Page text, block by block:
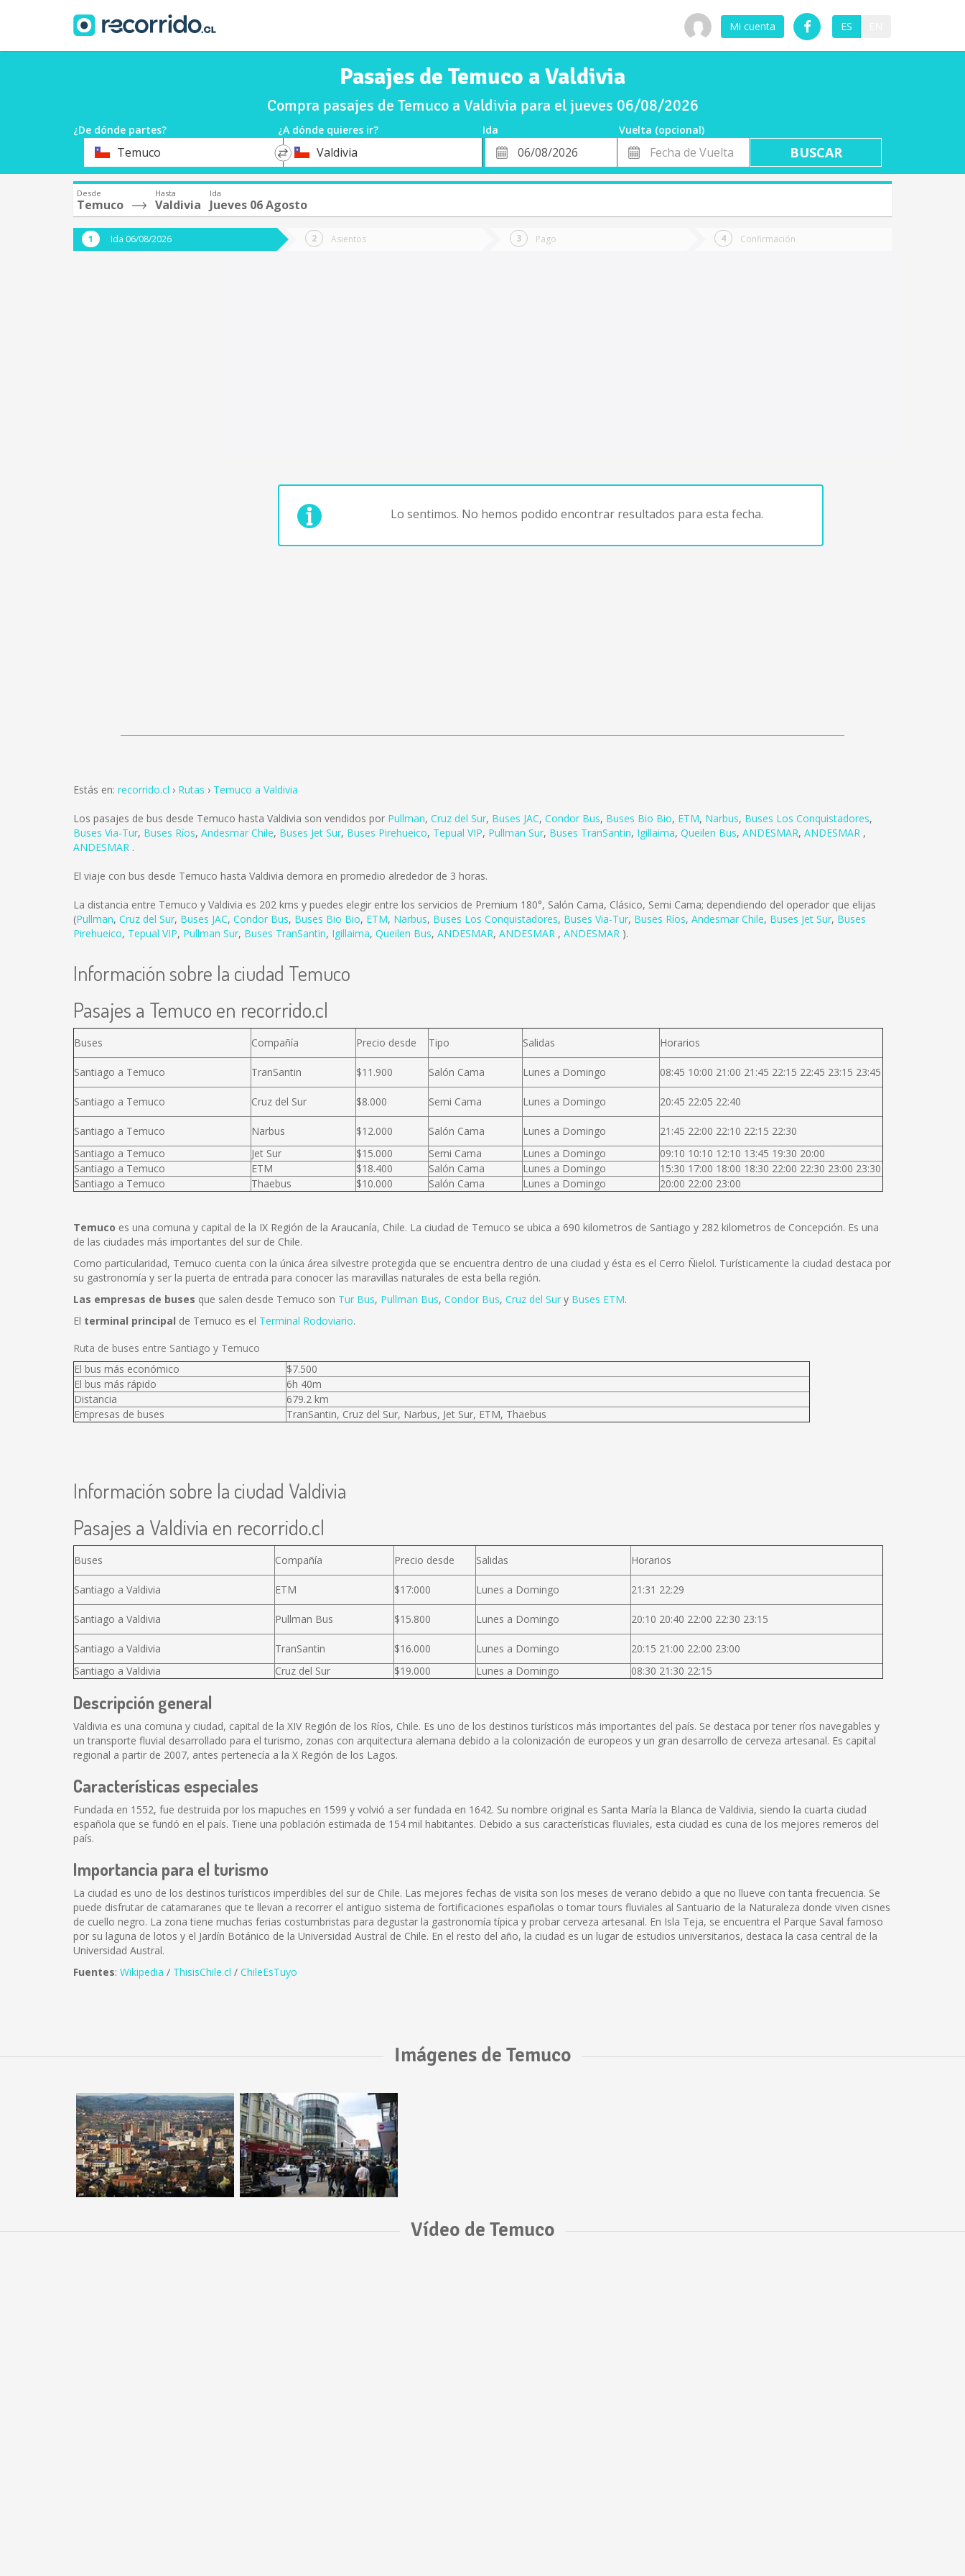
Mi cuenta ES
Pasajes de Temuco a Valdivia
Compra pasajes de Temuco a Valdivia para el jueves 06/08/2026
¿De dónde partes? ¿A dónde quieres ir? Ida
Vuelta (opcional)
Origen Temuco
*
DestinoValdivia
Fecha
de
Fecha
de
Vuelta
Desde
Temuco
Hasta
Valdivia
Ida
Jueves 06 Agosto
Ida 06/08/2026 Asientos Pago Confirmación
Lo sentimos. No hemos podido encontrar resultados para esta fecha.
Estás en: recorrido.cl Rutas Temuco a Valdivia
Los pasajes de bus desde Temuco hasta Valdivia son vendidos por Pullman, Cruz del Sur, Buses JAC, Condor Bus, Buses Bio Bio, ETM, Narbus, Buses Los Conquistadores,
Buses Via-Tur, Buses Ríos, Andesmar Chile, Buses Jet Sur, Buses Pirehueico, Tepual VIP, Pullman Sur, Buses TranSantin, Igillaima, Queilen Bus, ANDESMAR, ANDESMAR ,
ANDESMAR .
El viaje con bus desde Temuco hasta Valdivia demora en promedio alrededor de 3 horas.
La distancia entre Temuco y Valdivia es 202 kms y puedes elegir entre los servicios de Premium 180°, Salón Cama, Clásico, Semi Cama; dependiendo del operador que elijas
(Pullman, Cruz del Sur, Buses JAC, Condor Bus, Buses Bio Bio, ETM, Narbus, Buses Los Conquistadores, Buses Via-Tur, Buses Ríos, Andesmar Chile, Buses Jet Sur, Buses
Pirehueico, Tepual VIP, Pullman Sur, Buses TranSantin, Igillaima, Queilen Bus, ANDESMAR, ANDESMAR , ANDESMAR ).
Información sobre la ciudad Temuco
Pasajes a Temuco en recorrido.cl
Buses Compañía Precio desde Tipo Salidas Horarios
Santiago a Temuco TranSantin $11.900 Salón Cama Lunes a Domingo 08:45 10:00 21:00 21:45 22:15 22:45 23:15 23:45
Santiago a Temuco Cruz del Sur $8.000 Semi Cama Lunes a Domingo 20:45 22:05 22:40
Santiago a Temuco Narbus $12.000 Salón Cama Lunes a Domingo
21:45 22:00 22:10 22:15 22:30
Santiago a Temuco
Jet Sur $15.000 Semi Cama Lunes a Domingo
09:10 10:10 12:10 13:45 19:30 20:00
Santiago a Temuco
ETM $18.400 Salón Cama Lunes a Domingo
15:30 17:00 18:00 18:30 22:00 22:30 23:00 23:30
Santiago a Temuco
Thaebus $10.000 Salón Cama Lunes a Domingo 20:00 22:00 23:00
Temuco es una comuna y capital de la IX Región de la Araucanía, Chile. La ciudad de Temuco se ubica a 690 kilometros de Santiago y 282 kilometros de Concepción. Es una
de las ciudades más importantes del sur de Chile.
Como particularidad, Temuco cuenta con la única área silvestre protegida que se encuentra dentro de una ciudad y ésta es el Cerro Ñielol. Turísticamente la ciudad destaca por
su gastronomía y ser la puerta de entrada para conocer las maravillas naturales de esta bella región.
Las empresas de buses que salen desde Temuco son Tur Bus, Pullman Bus, Condor Bus, Cruz del Sur y Buses ETM.
El terminal principal de Temuco es el Terminal Rodoviario.
Ruta de buses entre Santiago y Temuco
El bus más económico
$7.500
El bus más rápido
6h 40m
Distancia
679.2 km
Empresas de buses
TranSantin, Cruz del Sur, Narbus, Jet Sur, ETM, Thaebus
Información sobre la ciudad Valdivia
Pasajes a Valdivia en recorrido.cl
Buses Compañía Precio desde Salidas Horarios
Santiago a Valdivia ETM $17:000 Lunes a Domingo 21:31 22:29
Santiago a Valdivia Pullman Bus $15.800 Lunes a Domingo 20:10 20:40 22:00 22:30 23:15
Santiago a Valdivia TranSantin $16.000 Lunes a Domingo
20:15 21:00 22:00 23:00
Santiago a Valdivia
Cruz del Sur $19.000 Lunes a Domingo 08:30 21:30 22:15
Descripción general
Valdivia es una comuna y ciudad, capital de la XIV Región de los Ríos, Chile. Es uno de los destinos turísticos más importantes del país. Se destaca por tener ríos navegables y
un transporte fluvial desarrollado para el turismo, zonas con arquitectura alemana debido a la colonización de europeos y un gran desarrollo de cerveza artesanal. Es capital
regional a partir de 2007, antes pertenecía a la X Región de los Lagos.
Características especiales
Fundada en 1552, fue destruida por los mapuches en 1599 y volvió a ser fundada en 1642. Su nombre original es Santa María la Blanca de Valdivia, siendo la cuarta ciudad
española que se fundó en el país. Tiene una población estimada de 154 mil habitantes. Debido a sus características fluviales, esta ciudad es cuna de los mejores remeros del
país.
Importancia para el turismo
La ciudad es uno de los destinos turísticos imperdibles del sur de Chile. Las mejores fechas de visita son los meses de verano debido a que no llueve con tanta frecuencia. Se
puede disfrutar de catamaranes que te llevan a recorrer el antiguo sistema de fortificaciones españolas o tomar tours fluviales al Santuario de la Naturaleza donde viven cisnes
de cuello negro. La zona tiene muchas ferias costumbristas para degustar la gastronomía típica y probar cerveza artesanal. En Isla Teja, se encuentra el Parque Saval famoso
por su laguna de lotos y el Jardín Botánico de la Universidad Austral de Chile. En el resto del año, la ciudad es un lugar de estudios universitarios, destaca la casa central de la
Universidad Austral.
Fuentes: Wikipedia / ThisisChile.cl / ChileEsTuyo
Imágenes de Temuco
Vídeo de Temuco